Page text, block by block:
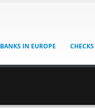
BANKS IN EUROPE CHECKS